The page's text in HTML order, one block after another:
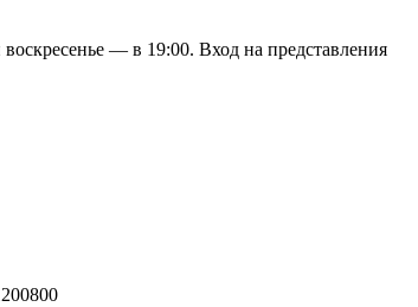
— в 19:00. Вход на представления
800